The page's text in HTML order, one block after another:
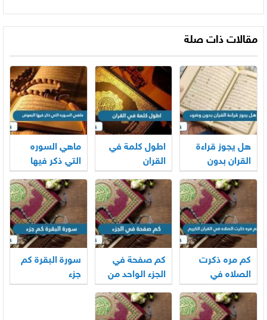
مقالات ذات صلة
هل يجوز قراءة
القران بدون
وضوء
اطول كلمة في
القران
ماهي السوره
التي ذكر فيها
البعوض
كم مره ذكرت
الصلاه في
القران الكريم
كم صفحة في
الجزء الواحد من
القرآن
سورة البقرة كم
جزء